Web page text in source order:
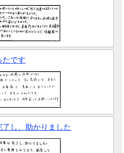
たです
し、助かりました